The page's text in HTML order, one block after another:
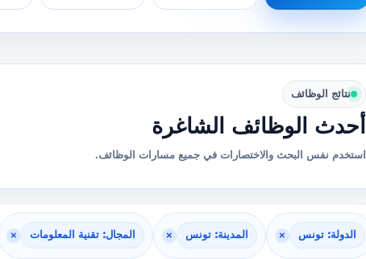
نتائج الوظائف
أحدث الوظائف الشاغرة
استخدم نفس البحث والاختصارات في جميع مسارات الوظائف.
الدولة: تونس × المدينة: تونس × المجال: تقنية المعلومات ×